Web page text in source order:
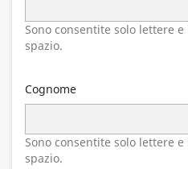
Sono consentite solo lettere
spazio.
Cognome
Sono consentite solo lettere
spazio.